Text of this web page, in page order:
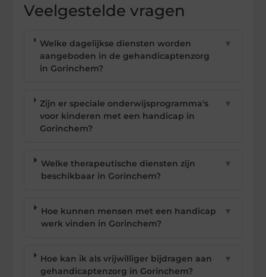
Veelgestelde vragen
Welke dagelijkse diensten worden
aangeboden in de gehandicaptenzorg
in Gorinchem?
▼
Zijn er speciale onderwijsprogramma's
voor kinderen met een handicap in
Gorinchem?
▼
Welke therapeutische diensten zijn
beschikbaar in Gorinchem?
▼
Hoe kunnen mensen met een handicap
werk vinden in Gorinchem?
▼
Hoe kan ik als vrijwilliger bijdragen aan
gehandicaptenzorg in Gorinchem?
▼